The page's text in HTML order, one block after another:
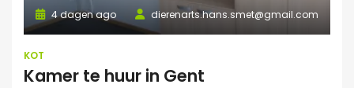
dierenarts.hans.smet@gmail.com
4 dagen ago
KOT
Kamer te huur in Gent